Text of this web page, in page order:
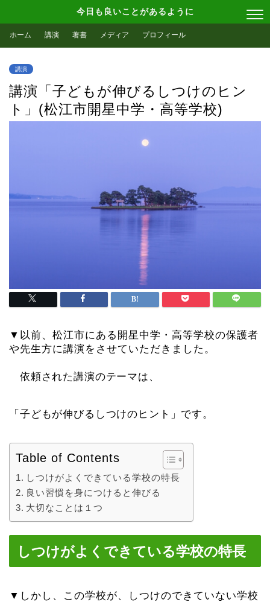
今日も良いことがあるように
ホーム 講演 著書 メディア プロフィール
講演
講演「子どもが伸びるしつけのヒン
ト」(松江市開星中学・高等学校)
▼以前、松江市にある開星中学・高等学校の保護者
や先生方に講演をさせていただきました。
依頼された講演のテーマは、
「子どもが伸びるしつけのヒント」です。
Table of Contents
しつけがよくできている学校の特長
良い習慣を身につけると伸びる
大切なことは１つ
しつけがよくできている学校の特長
▼しかし、この学校が、しつけのできていない学校